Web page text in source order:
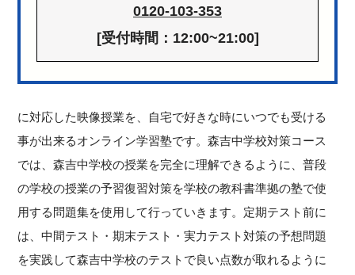
0120-103-353
[受付時間：12:00~21:00]
に対応した映像授業を、自宅で好きな時にいつでも受ける
事が出来るオンライン学習塾です。森吉中学校対策コース
では、森吉中学校の授業を完全に理解できるように、普段
の学校の授業の予習復習対策を学校の教科書準拠の塾で使
用する問題集を使用して行っていきます。定期テスト前に
は、中間テスト・期末テスト・実力テスト対策の予想問題
を実践して森吉中学校のテストで良い点数が取れるように